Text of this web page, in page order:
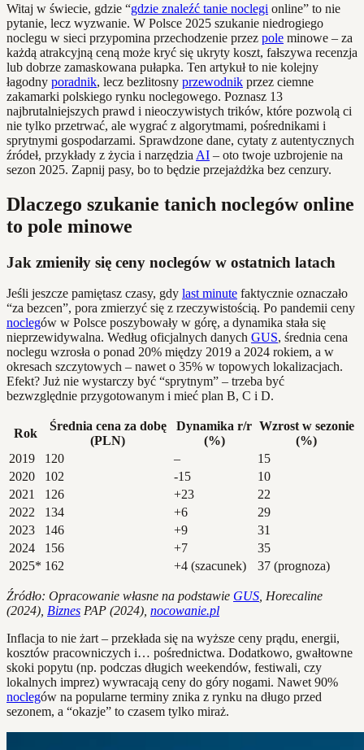
Witaj w świecie, gdzie “gdzie znaleźć tanie noclegi online” to nie
pytanie, lecz wyzwanie. W Polsce 2025 szukanie niedrogiego
noclegu w sieci przypomina przechodzenie przez pole minowe – za
każdą atrakcyjną ceną może kryć się ukryty koszt, fałszywa recenzja
lub dobrze zamaskowana pułapka. Ten artykuł to nie kolejny
łagodny poradnik, lecz bezlitosny przewodnik przez ciemne
zakamarki polskiego rynku noclegowego. Poznasz 13
najbrutalniejszych prawd i nieoczywistych trików, które pozwolą ci
nie tylko przetrwać, ale wygrać z algorytmami, pośrednikami i
sprytnymi gospodarzami. Sprawdzone dane, cytaty z autentycznych
źródeł, przykłady z życia i narzędzia AI – oto twoje uzbrojenie na
sezon 2025. Zapnij pasy, bo to będzie przejażdżka bez cenzury.
Dlaczego szukanie tanich noclegów online
to pole minowe
Jak zmieniły się ceny noclegów w ostatnich latach
Jeśli jeszcze pamiętasz czasy, gdy last minute faktycznie oznaczało
“za bezcen”, pora zmierzyć się z rzeczywistością. Po pandemii ceny
noclegów w Polsce poszybowały w górę, a dynamika stała się
nieprzewidywalna. Według oficjalnych danych GUS, średnia cena
noclegu wzrosła o ponad 20% między 2019 a 2024 rokiem, a w
okresach szczytowych – nawet o 35% w topowych lokalizacjach.
Efekt? Już nie wystarczy być “sprytnym” – trzeba być
bezwzględnie przygotowanym i mieć plan B, C i D.
Rok
Średnia cena za dobę
(PLN)
Dynamika r/r
(%)
Wzrost w sezonie
(%)
2019
120 –
15
2020
102 -15
10
2021
126 +23
22
2022
134 +6
29
2023
146 +9
31
2024
156 +7
35
2025* 162 +4 (szacunek) 37 (prognoza)
Źródło: Opracowanie własne na podstawie GUS , Horecaline
(2024), Biznes PAP (2024), nocowanie.pl
Inflacja to nie żart – przekłada się na wyższe ceny prądu, energii,
kosztów pracowniczych i… pośrednictwa. Dodatkowo, gwałtowne
skoki popytu (np. podczas długich weekendów, festiwali, czy
lokalnych imprez) wywracają ceny do góry nogami. Nawet 90%
noclegów na popularne terminy znika z rynku na długo przed
sezonem, a “okazje” to czasem tylko miraż.